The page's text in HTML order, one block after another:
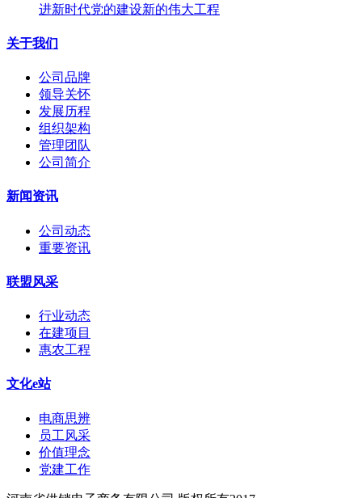
进新时代党的建设新的伟大工程
关于我们
公司品牌
领导关怀
发展历程
组织架构
管理团队
公司简介
新闻资讯
公司动态
重要资讯
联盟风采
行业动态
在建项目
惠农工程
文化e站
电商思辨
员工风采
价值理念
党建工作